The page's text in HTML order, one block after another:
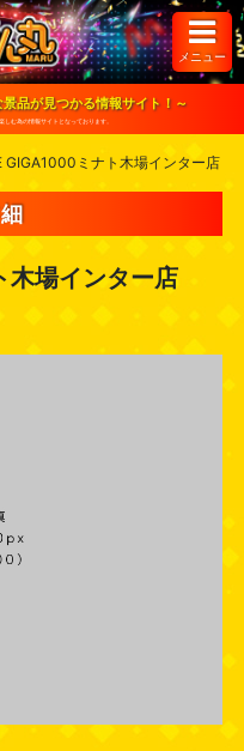
メニュー
品が見つかる情報サイト！～
む為の情報サイトとなっております。
GIGA1000ミナト木場インター店
場インター店